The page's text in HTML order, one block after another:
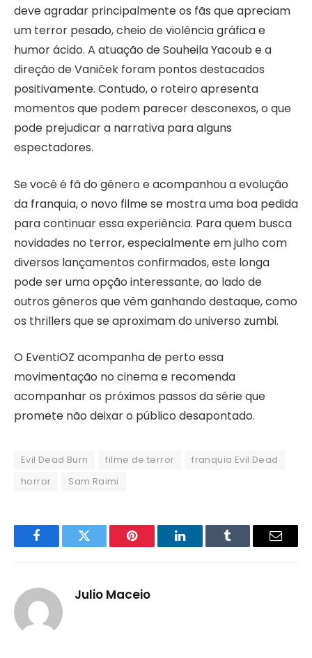
deve agradar principalmente os fãs que apreciam
um terror pesado, cheio de violência gráfica e
humor ácido. A atuação de Souheila Yacoub e a
direção de Vaniček foram pontos destacados
positivamente. Contudo, o roteiro apresenta
momentos que podem parecer desconexos, o que
pode prejudicar a narrativa para alguns
espectadores.
Se você é fã do gênero e acompanhou a evolução
da franquia, o novo filme se mostra uma boa pedida
para continuar essa experiência. Para quem busca
novidades no terror, especialmente em julho com
diversos lançamentos confirmados, este longa
pode ser uma opção interessante, ao lado de
outros gêneros que vêm ganhando destaque, como
os thrillers que se aproximam do universo zumbi.
O EventiOZ acompanha de perto essa
movimentação no cinema e recomenda
acompanhar os próximos passos da série que
promete não deixar o público desapontado.
Evil Dead Burn filme de terror
franquia Evil Dead
horror
Sam Raimi
FacebookTwitter Pinterest LinkedInTumblr Email
Julio Maceio